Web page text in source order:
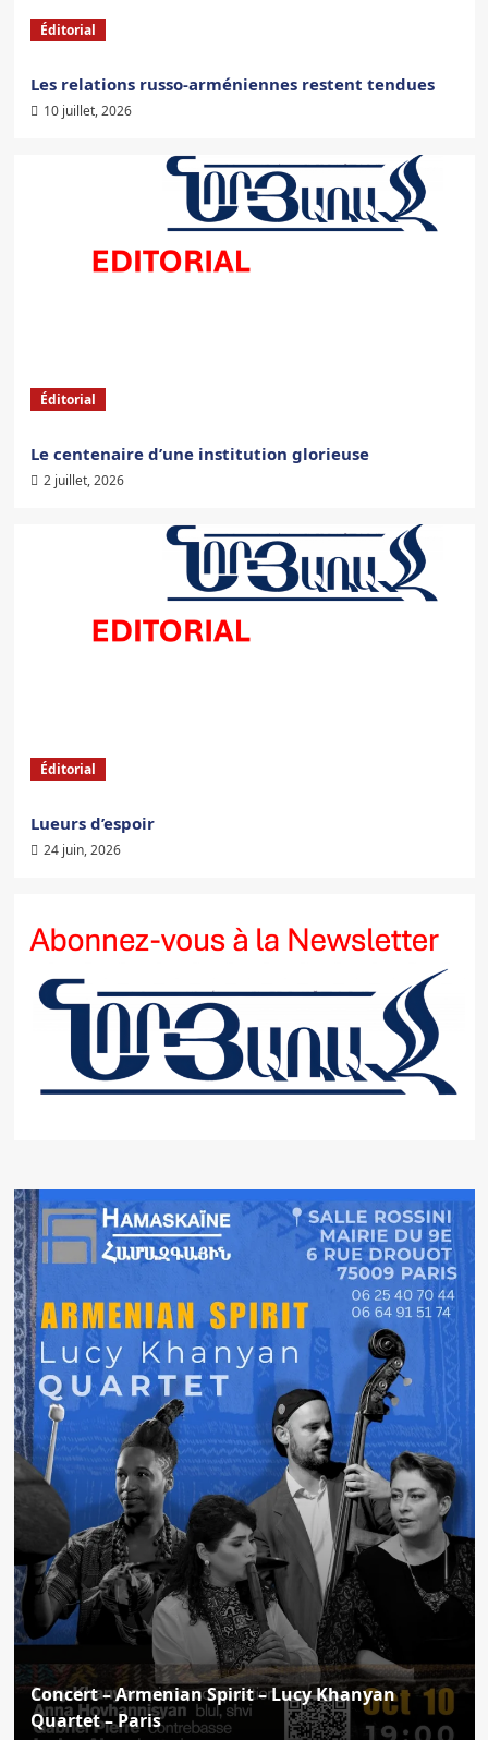
Éditorial
Les relations russo-arméniennes restent tendues
10 juillet, 2026
Éditorial
Le centenaire d’une institution glorieuse
2 juillet, 2026
Éditorial
Lueurs d’espoir
24 juin, 2026
Concert – Armenian Spirit – Lucy Khanyan
Quartet – Paris